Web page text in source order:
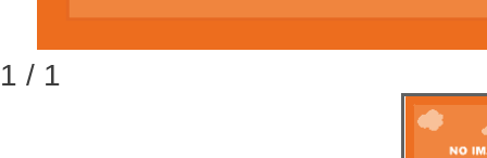
1 / 1